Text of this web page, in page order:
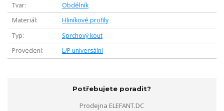
Tvar
Obdélník
Materiál
Hliníkové profily
Typ
Sprchový kout
Provedení
L/P universální
Potřebujete poradit?
Prodejna ELEFANT.DC